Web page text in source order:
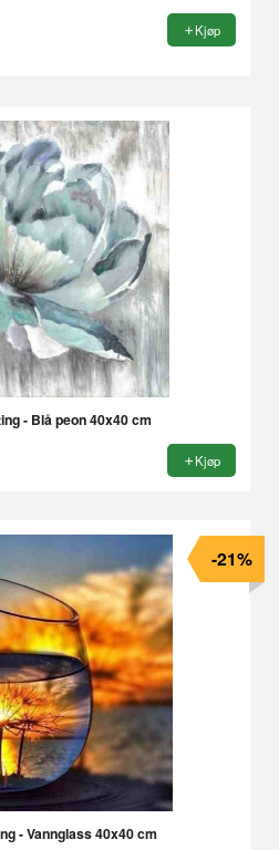
Kjøp
- Blå peon 40x40 cm
Kjøp
- Vannglass 40x40 cm
-21%